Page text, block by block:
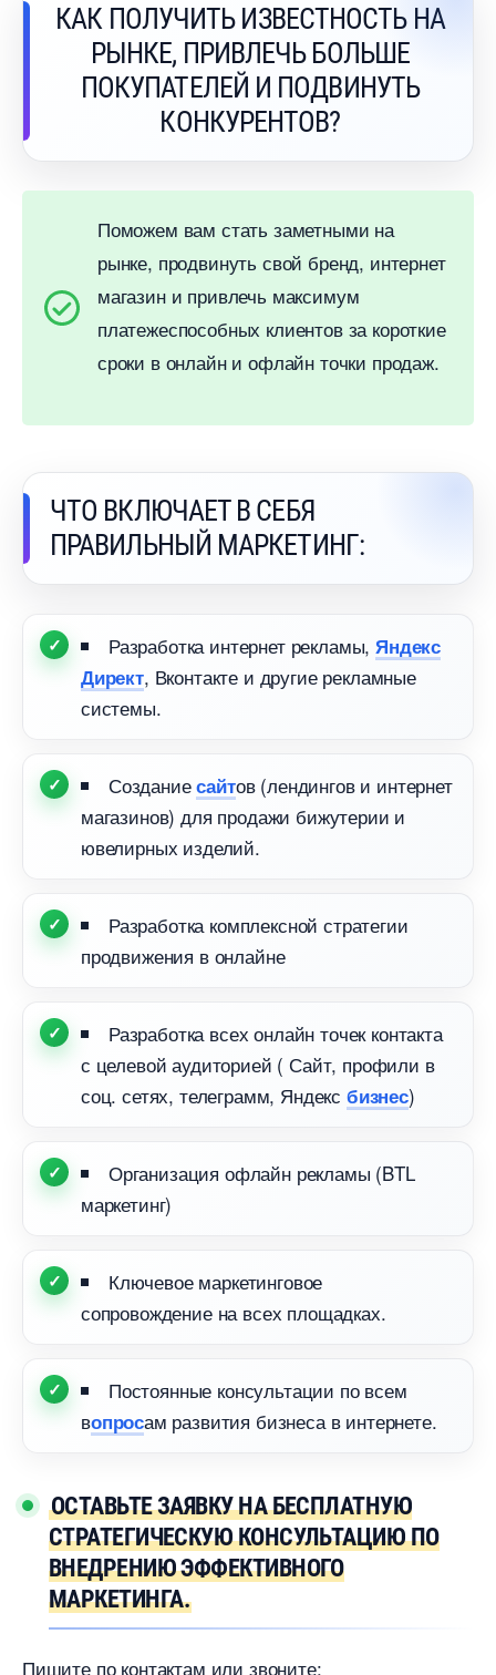
КАК ПОЛУЧИТЬ ИЗВЕСТНОСТЬ НА
РЫНКЕ, ПРИВЛЕЧЬ БОЛЬШЕ
ПОКУПАТЕЛЕЙ И ПОДВИНУТЬ
КОНКУРЕНТОВ?
Поможем вам стать заметными на
рынке, продвинуть свой бренд, интернет
магазин и привлечь максимум
платежеспособных клиентов за короткие
сроки в онлайн и офлайн точки продаж.
ЧТО ВКЛЮЧАЕТ В СЕБЯ
ПРАВИЛЬНЫЙ МАРКЕТИНГ:
Разработка интернет рекламы,Яндекс
Директ, Вконтакте и другие рекламные
системы.
Созданиесайтов (лендингов и интернет
магазинов) для продажи бижутерии и
ювелирных изделий.
Разработка комплексной стратегии
продвижения в онлайне
Разработка всех онлайн точек контакта
с целевой аудиторией ( Сайт, профили
соц. сетях, телеграмм, Яндекс изнес)
Организация офлайн рекламы (BTL
маркетинг)
Ключевое маркетинговое
сопровождение на всех площадках.
Постоянные консультации по всем
опросам развития бизнеса в интернете.
ОСТАВЬТЕ ЗАЯВКУ НА БЕСПЛАТНУЮ
СТРАТЕГИЧЕСКУЮ КОНСУЛЬТАЦИЮ ПО
НЕДРЕНИЮ ЭФФЕКТИВНОГО
МАРКЕТИНГА.
Пишите по контактам или звоните: